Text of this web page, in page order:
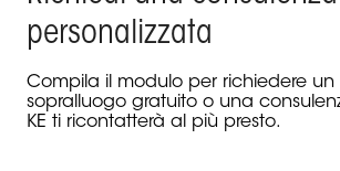
personalizzata
Compila il modulo per richiedere un
sopralluogo gratuito o una
KE ti ricontatterà al più presto.